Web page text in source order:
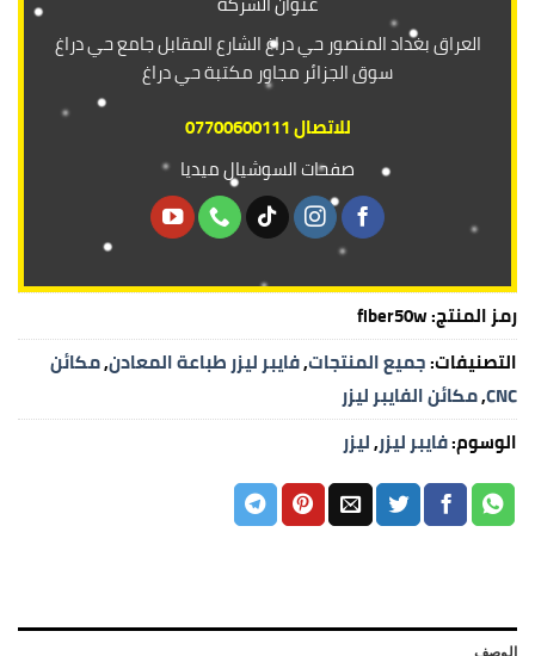
العراق بغداد المنصور حي دراغ الشارع المقابل جامع حي دراغ
سوق الجزائر مجاور مكتبة حي دراغ
للاتصال 07700600111
صفحات السوشيال ميديا
رمز المنتج:fiber50w
التصنيفات:جميع المنتجات,فايبر ليزر طباعة المعادن,مكائن
CNC
,مكائن الفايبر ليزر
الوسوم:فايبر ليزر,ليزر
الوصف